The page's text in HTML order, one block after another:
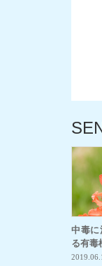
中毒
る有毒